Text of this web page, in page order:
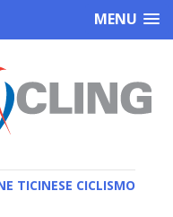
MENU
TICINESE CICLISMO